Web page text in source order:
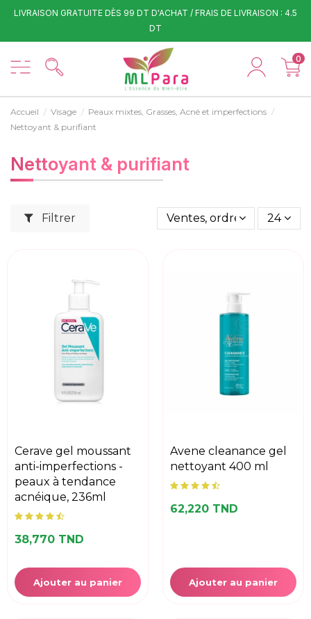
LIVRAISON GRATUITE DÈS 99 DT D'ACHAT / FRAIS DE LIVRAISON : 4.5
DT
0
Accueil Visage
Peaux mixtes, Grasses, Acné et imperfections
Nettoyant & purifiant
Nettoyant & purifiant
Filtrer Ventes, ordre décroissant
24
cerave gel moussant
anti-imperfections -
peaux à tendance
acnéique, 236ml
38,770 TND
Ajouter au panier
avene cleanance gel
nettoyant 400 ml
62,220 TND
Ajouter au panier